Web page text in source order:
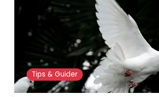
Tips & Guider